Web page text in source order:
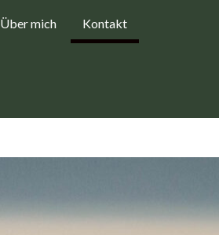
Über mich Kontakt